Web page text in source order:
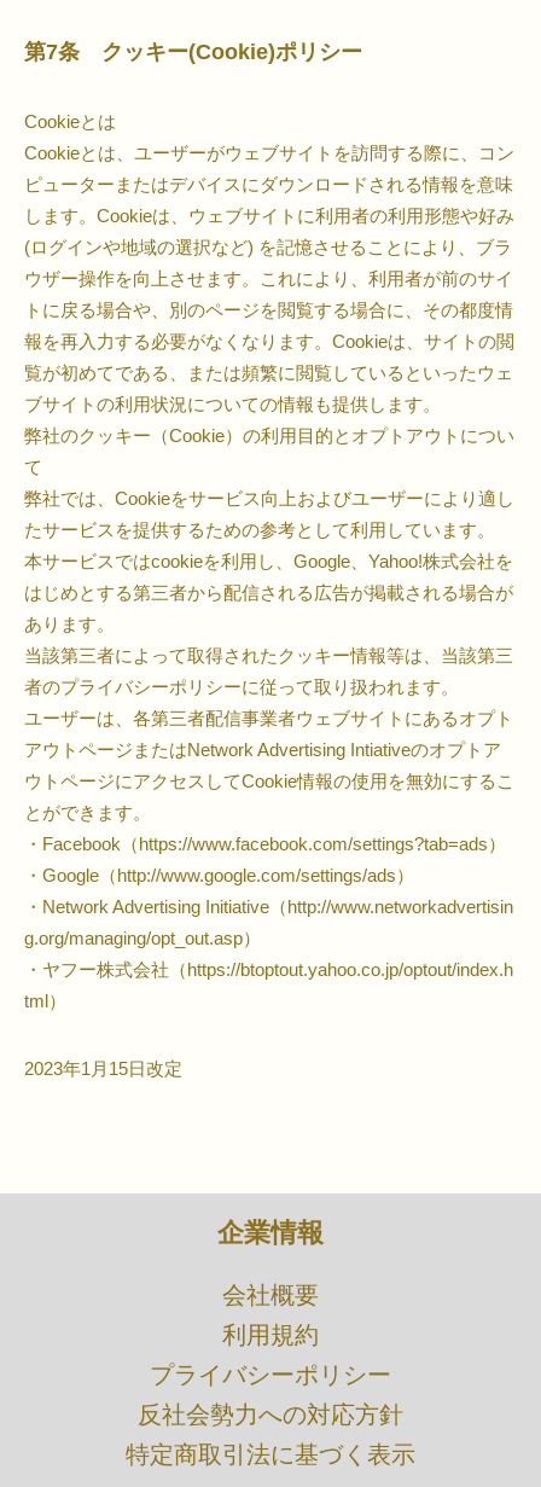
第7条 クッキー(Cookie)ポリシー
Cookieとは
Cookieとは、ユーザーがウェブサイトを訪問する際に、コン
ピューターまたはデバイスにダウンロードされる情報を意味
します。Cookieは、ウェブサイトに利用者の利用形態や好み
(ログインや地域の選択など) を記憶させることにより、ブラ
ウザー操作を向上させます。これにより、利用者が前のサイ
トに戻る場合や、別のページを閲覧する場合に、その都度情
報を再入力する必要がなくなります。Cookieは、サイトの閲
覧が初めてである、または頻繁に閲覧しているといったウェ
ブサイトの利用状況についての情報も提供します。
弊社のクッキー（Cookie）の利用目的とオプトアウトについ
て
弊社では、Cookieをサービス向上およびユーザーにより適し
たサービスを提供するための参考として利用しています。
本サービスではcookieを利用し、Google、Yahoo!株式会社を
はじめとする第三者から配信される広告が掲載される場合が
あります。
当該第三者によって取得されたクッキー情報等は、当該第三
者のプライバシーポリシーに従って取り扱われます。
ユーザーは、各第三者配信事業者ウェブサイトにあるオプト
アウトページまたはNetwork Advertising Intiativeのオプトア
ウトページにアクセスしてCookie情報の使用を無効にするこ
とができます。
・Facebook（https://www.facebook.com/settings?tab=ads）
・Google（http://www.google.com/settings/ads）
・Network Advertising Initiative（http://www.networkadvertisin
g.org/managing/opt_out.asp）
・ヤフー株式会社（https://btoptout.yahoo.co.jp/optout/index.h
tml）
2023年1月15日改定
企業情報
​会社概要
利用規約
プライバシーポリシー
​反社会勢力への対応方針
特定商取引法に基づく表示